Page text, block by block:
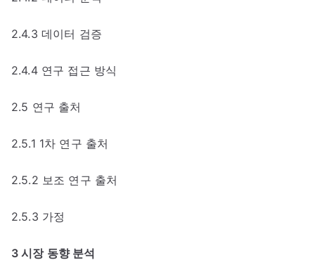
2.4.3 데이터 검증
2.4.4 연구 접근 방식
2.5 연구 출처
2.5.1 1차 연구 출처
2.5.2 보조 연구 출처
2.5.3 가정
3 시장 동향 분석